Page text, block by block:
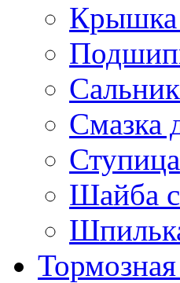
Крышка
Смазка
Ступица
Шайба